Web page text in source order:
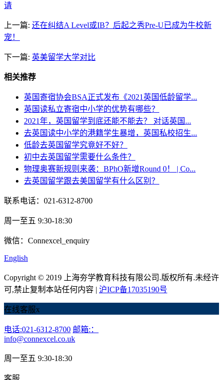
请
上一篇: 还在纠结A Level或IB？后起之秀Pre-U已成为牛校新
宠！
下一篇: 英美留学大学对比
相关推荐
英国寄宿协会BSA正式发布《2021英国低龄留学...
英国读私立寄宿中小学的优势有哪些？
2021年，英国留学到底还能不能去？ 对话英国...
去英国读中小学的港籍学生暴增，英国私校招生...
低龄去英国留学究竟好不好？
初中去英国留学需要什么条件？
物理奥赛新规则来袭：BPhO新增Round 0！ | Co...
去英国留学跟去美国留学有什么区别？
联系电话：021-6312-8700
周一至五 9:30-18:30
微信：Connexcel_enquiry
English
Copyright © 2019 上海夯学教育科技有限公司.版权所有.未经许
可,禁止复制本站任何内容 | 沪ICP备17035190号
在线客服x
电话:021-6312-8700 邮箱:：
info@connexcel.co.uk
周一至五 9:30-18:30
客服